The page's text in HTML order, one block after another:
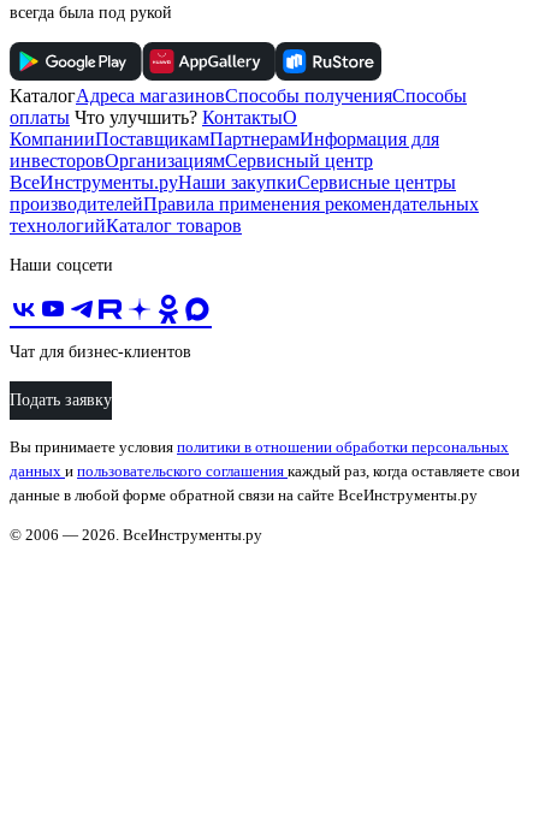
всегда была под рукой
КаталогАдреса магазиновСпособы полученияСпособы
оплаты Что улучшить? КонтактыО
КомпанииПоставщикамПартнерамИнформация для
инвесторовОрганизациямСервисный центр
ВсеИнструменты.руНаши закупкиСервисные центры
производителейПравила применения рекомендательных
технологийКаталог товаров
Наши соцсети
Чат для бизнес-клиентов
Подать заявку
Вы принимаете условия политики в отношении обработки персональных
данных и пользовательского соглашения каждый раз, когда оставляете свои
данные в любой форме обратной связи на сайте ВсеИнструменты.ру
© 2006 — 2026. ВсеИнструменты.ру